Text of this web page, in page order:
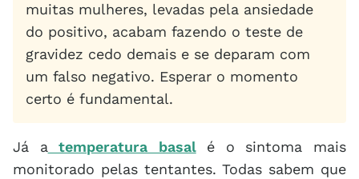
muitas mulheres, levadas pela ansiedade
do positivo, acabam fazendo o teste de
gravidez cedo demais e se deparam com
um falso negativo. Esperar o momento
certo é fundamental.
Já a temperatura basalé o sintoma mais
monitorado pelas tentantes. Todas sabem que